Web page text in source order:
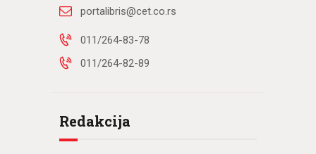
portalibris@cet.co.rs
011/264-83-78
011/264-82-89
Redakcija